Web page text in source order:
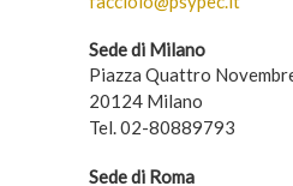
Sede di Milano
Piazza Quattro
20124 Milano
Tel. 02-80889793
Sede di Roma